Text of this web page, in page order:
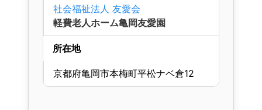
社会福祉法人 友愛会
軽費老人ホーム亀岡友愛園
所在地
京都府亀岡市本梅町平松ナベ倉12